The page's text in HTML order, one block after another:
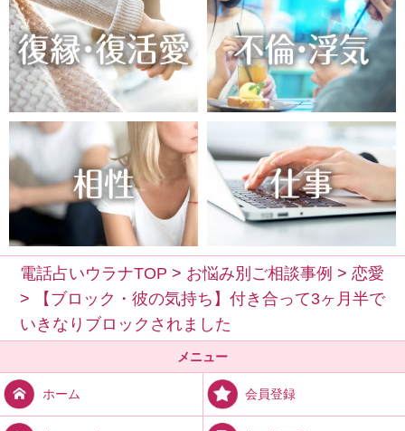
電話占いウラナTOP > お悩み別ご相談事例 >恋愛
>
【ブロック・彼の気持ち】付き合って3ヶ月半で
いきなりブロックされました
メニュー
ホーム 会員登録